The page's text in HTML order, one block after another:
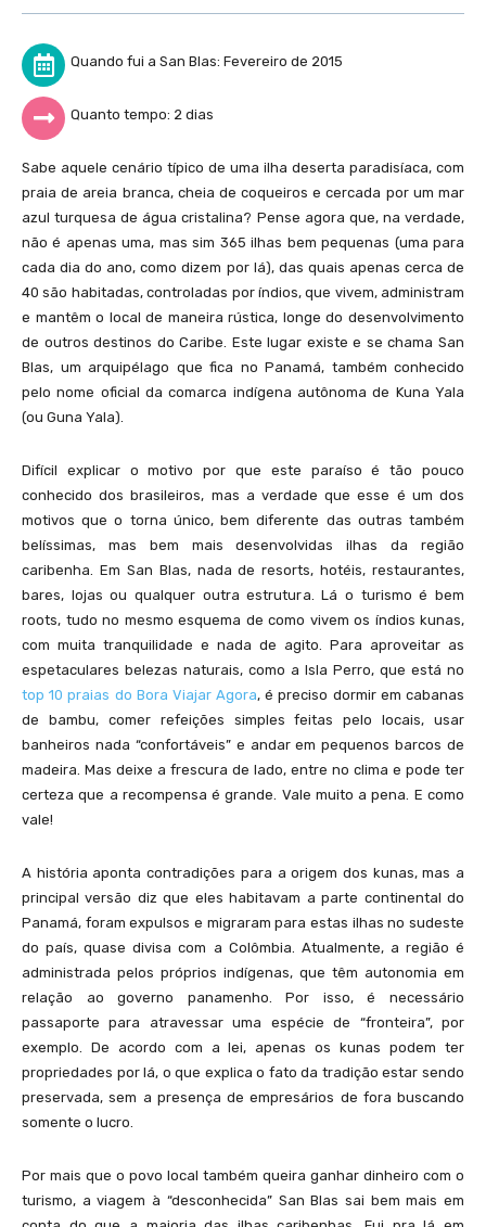
Quando fui a San Blas: Fevereiro de 2015
Quanto tempo: 2 dias
Sabe aquele cenário típico de uma ilha deserta paradisíaca, com
praia de areia branca, cheia de coqueiros e cercada por um mar
azul turquesa de água cristalina? Pense agora que, na verdade,
não é apenas uma, mas sim 365 ilhas bem pequenas (uma para
cada dia do ano, como dizem por lá), das quais apenas cerca de
40 são habitadas, controladas por índios, que vivem, administram
e mantêm o local de maneira rústica, longe do desenvolvimento
de outros destinos do Caribe. Este lugar existe e se chama San
Blas, um arquipélago que fica no Panamá, também conhecido
pelo nome oficial da comarca indígena autônoma de Kuna Yala
(ou Guna Yala).
Difícil explicar o motivo por que este paraíso é tão pouco
conhecido dos brasileiros, mas a verdade que esse é um dos
motivos que o torna único, bem diferente das outras também
belíssimas, mas bem mais desenvolvidas ilhas da região
caribenha. Em San Blas, nada de resorts, hotéis, restaurantes,
bares, lojas ou qualquer outra estrutura. Lá o turismo é bem
roots, tudo no mesmo esquema de como vivem os índios kunas,
com muita tranquilidade e nada de agito. Para aproveitar as
espetaculares belezas naturais, como a Isla Perro, que está no
top 10 praias do Bora Viajar Agora, é preciso dormir em cabanas
de bambu, comer refeições simples feitas pelo locais, usar
banheiros nada “confortáveis” e andar em pequenos barcos de
madeira. Mas deixe a frescura de lado, entre no clima e pode ter
certeza que a recompensa é grande. Vale muito a pena. E como
vale!
A história aponta contradições para a origem dos kunas, mas a
principal versão diz que eles habitavam a parte continental do
Panamá, foram expulsos e migraram para estas ilhas no sudeste
do país, quase divisa com a Colômbia. Atualmente, a região é
administrada pelos próprios indígenas, que têm autonomia em
relação ao governo panamenho. Por isso, é necessário
passaporte para atravessar uma espécie de “fronteira”, por
exemplo. De acordo com a lei, apenas os kunas podem ter
propriedades por lá, o que explica o fato da tradição estar sendo
preservada, sem a presença de empresários de fora buscando
somente o lucro.
Por mais que o povo local também queira ganhar dinheiro com o
turismo, a viagem à “desconhecida” San Blas sai bem mais em